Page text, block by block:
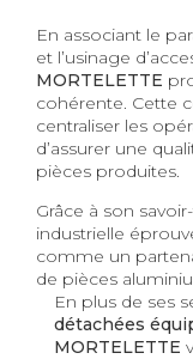
En associant le
et l’usinage
MORTELETTE
cohérente. Cette
centraliser les
d’assurer une
pièces produites.
Grâce à son
industrielle
comme un
de pièces
En plus de ses
détachées
MORTELETTE